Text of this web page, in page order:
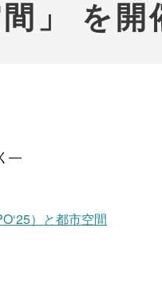
」 を開
―
）と都市空間